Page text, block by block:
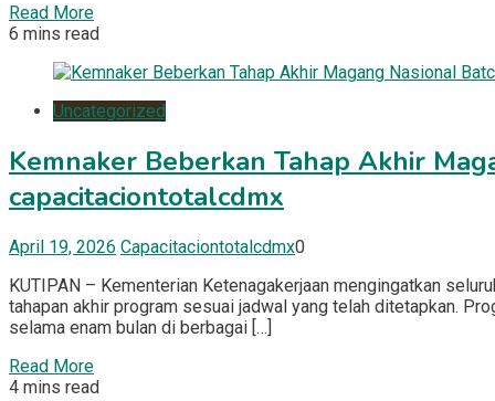
Read More
6 mins read
Uncategorized
Kemnaker Beberkan Tahap Akhir
capacitaciontotalcdmx
April 19, 2026 Capacitaciontotalcdmx0
KUTIPAN – Kementerian Ketenagakerjaan mengingatkan
tahapan akhir program sesuai jadwal yang telah ditetapkan.
selama enam bulan di berbagai […]
Read More
4 mins read